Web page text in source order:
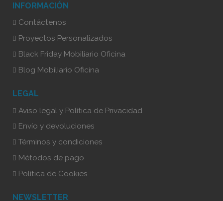
INFORMACIÓN
Contáctenos
Proyectos Personalizados
Black Friday Mobiliario Oficina
Blog Mobiliario Oficina
LEGAL
Aviso legal y Política de Privacidad
Envío y devoluciones
Términos y condiciones
Métodos de pago
Política de Cookies
NEWSLETTER